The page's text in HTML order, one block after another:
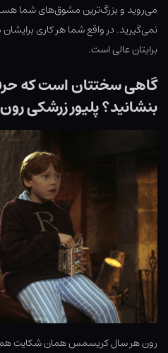
می‌روید و بزرگ‌ترین مشوق‌های شما
نمی‌گیرید. در واقع شما هر کاری
برایتان عالی است.
گاهی سختتان است که
بنشانید؟ پلیور زرشکی
رون هر سال کریسمس همان شکایت